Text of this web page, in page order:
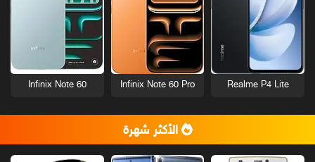
Realme P4 Lite
Infinix Note 60 Pro
Infinix Note 60
الأكثر شهرة